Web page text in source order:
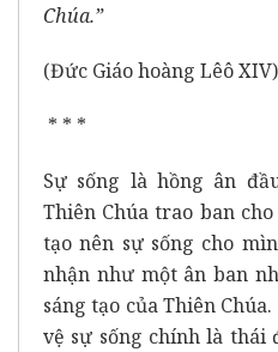
Chúa.”
(Đức Giáo hoàng Lêô XIV)
* * *
Sự sống là hồng ân
Thiên Chúa trao ban
tạo nên sự sống cho
nhận như một ân ban
sáng tạo của Thiên
vệ sự sống chính là